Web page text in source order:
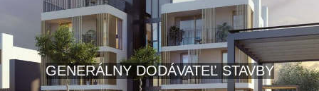
GENERÁLNY DODÁVATEĽ STAVBY